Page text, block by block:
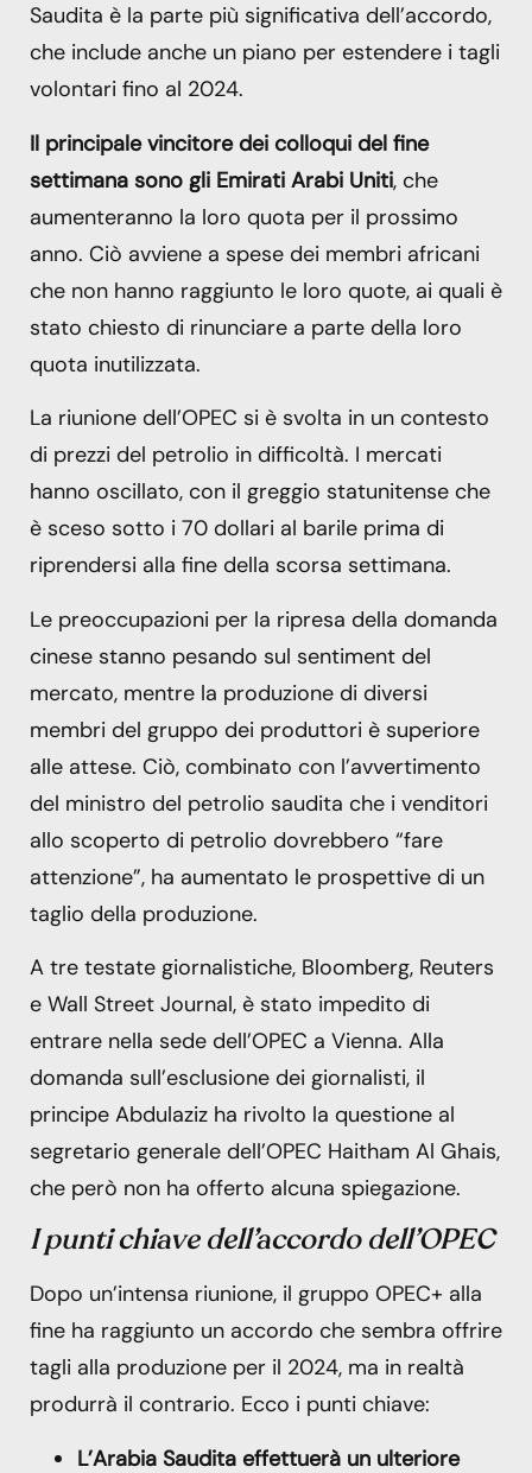
Saudita è la parte più significativa dell’accordo,
che include anche un piano per estendere i tagli
volontari fino al 2024.
Il principale vincitore dei colloqui del fine
settimana sono gli Emirati Arabi Uniti, che
aumenteranno la loro quota per il prossimo
anno. Ciò avviene a spese dei membri africani
che non hanno raggiunto le loro quote, ai quali è
stato chiesto di rinunciare a parte della loro
quota inutilizzata.
La riunione dell’OPEC si è svolta in un contesto
di prezzi del petrolio in difficoltà. I mercati
hanno oscillato, con il greggio statunitense che
è sceso sotto i 70 dollari al barile prima di
riprendersi alla fine della scorsa settimana.
Le preoccupazioni per la ripresa della domanda
cinese stanno pesando sul sentiment del
mercato, mentre la produzione di diversi
membri del gruppo dei produttori è superiore
alle attese. Ciò, combinato con l’avvertimento
del ministro del petrolio saudita che i venditori
allo scoperto di petrolio dovrebbero “fare
attenzione”, ha aumentato le prospettive di un
taglio della produzione.
A tre testate giornalistiche, Bloomberg, Reuters
e Wall Street Journal, è stato impedito di
entrare nella sede dell’OPEC a Vienna. Alla
domanda sull’esclusione dei giornalisti, il
principe Abdulaziz ha rivolto la questione al
segretario generale dell’OPEC Haitham Al Ghais,
che però non ha offerto alcuna spiegazione.
I punti chiave dell’accordo dell’OPEC
Dopo un’intensa riunione, il gruppo OPEC+ alla
fine ha raggiunto un accordo che sembra offrire
tagli alla produzione per il 2024, ma in realtà
produrrà il contrario. Ecco i punti chiave:
L’Arabia Saudita effettuerà un ulteriore